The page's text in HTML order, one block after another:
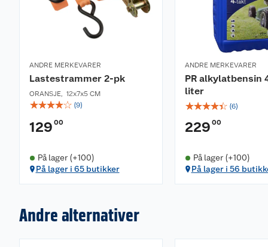
ANDRE MERKEVARER
Lastestrammer 2-pk
ORANSJE, 12x7x5 CM
☆☆☆☆☆ (9)
129 00
På lager (+100)
På lager i 65 butikker
ANDRE MERKEVARER
PR alkylatbensin
liter
☆☆☆☆☆ (6)
229 00
På lager (+100)
På lager i 56
Andre alternativer